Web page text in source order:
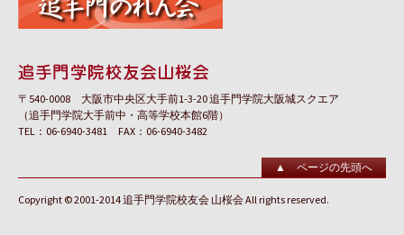
〒540-0008 大阪市中央区大手前1-3-20 追手門学院大阪城スクエア
（追手門学院大手前中・高等学校本館6階）
TEL：06-6940-3481 FAX：06-6940-3482
▲ ページの先頭へ
Copyright © 2001-2014 追手門学院校友会 山桜会 All rights reserved.